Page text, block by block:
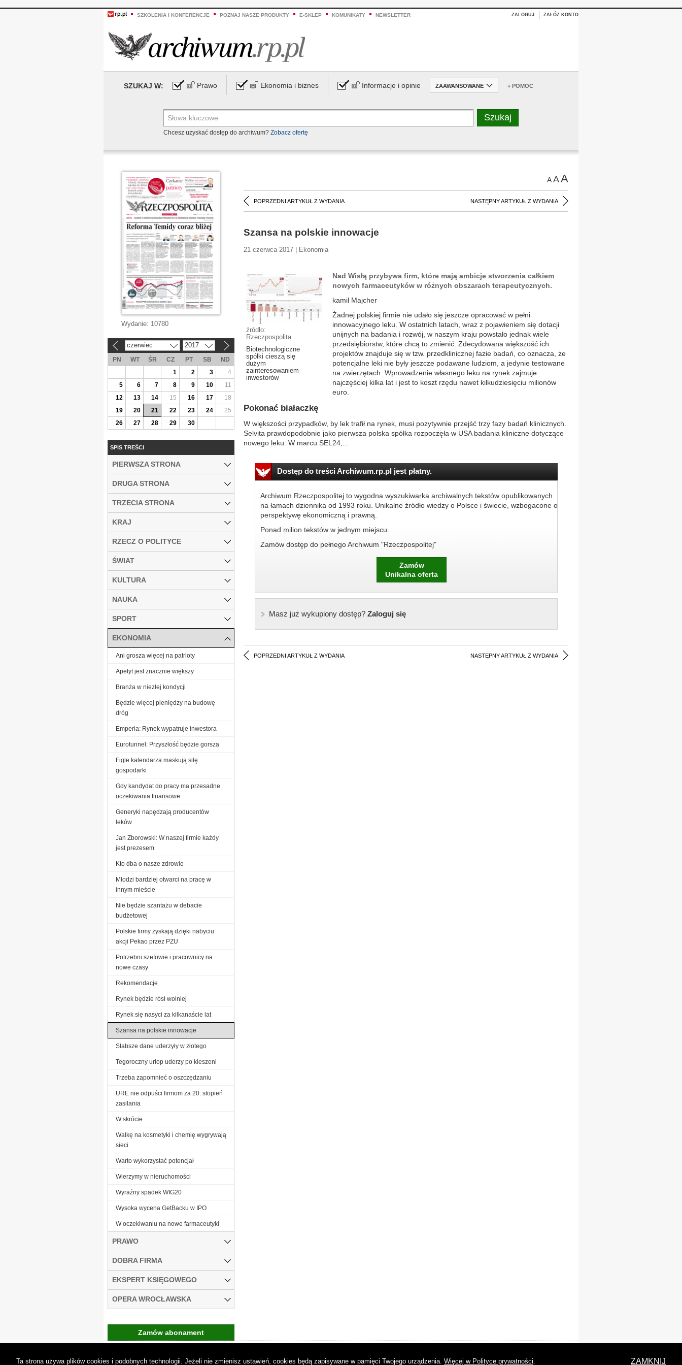
SZKOLENIA I KONFERENCJE POZNAJ NASZE PRODUKTY E-SKLEP KOMUNIKATY NEWSLETTER ZALOGUJ ZAŁÓŻ KONTO
SZUKAJ W: Prawo Ekonomia i biznes Informacje i opinie ZAAWANSOWANE + POMOC
Chcesz uzyskać dostęp do archiwum? Zobacz ofertę
AAA
POPRZEDNI ARTYKUŁ Z WYDANIA NASTĘPNY ARTYKUŁ Z WYDANIA
Szansa na polskie innowacje
21 czerwca 2017 | Ekonomia
źródło:
Rzeczpospolita
Biotechnologiczne
spółki cieszą się
dużym
zainteresowaniem
inwestorów
Nad Wisłą przybywa firm, które mają ambicje stworzenia całkiem
nowych farmaceutyków w różnych obszarach terapeutycznych.
kamil Majcher
Żadnej polskiej firmie nie udało się jeszcze opracować w pełni
innowacyjnego leku. W ostatnich latach, wraz z pojawieniem się dotacji
unijnych na badania i rozwój, w naszym kraju powstało jednak wiele
przedsiębiorstw, które chcą to zmienić. Zdecydowana większość ich
projektów znajduje się w tzw. przedklinicznej fazie badań, co oznacza, że
potencjalne leki nie były jeszcze podawane ludziom, a jedynie testowane
na zwierzętach. Wprowadzenie własnego leku na rynek zajmuje
najczęściej kilka lat i jest to koszt rzędu nawet kilkudziesięciu milionów
euro.
Pokonać białaczkę
W większości przypadków, by lek trafił na rynek, musi pozytywnie przejść trzy fazy badań klinicznych.
Selvita prawdopodobnie jako pierwsza polska spółka rozpoczęła w USA badania kliniczne dotyczące
nowego leku. W marcu SEL24,...
Dostęp do treści Archiwum.rp.pl jest płatny.
Archiwum Rzeczpospolitej to wygodna wyszukiwarka archiwalnych tekstów opublikowanych
na łamach dziennika od 1993 roku. Unikalne źródło wiedzy o Polsce i świecie, wzbogacone o
perspektywę ekonomiczną i prawną.
Ponad milion tekstów w jednym miejscu.
Zamów dostęp do pełnego Archiwum "Rzeczpospolitej"
Zamów
Unikalna oferta
Masz już wykupiony dostęp?Zaloguj się
POPRZEDNI ARTYKUŁ Z WYDANIA NASTĘPNY ARTYKUŁ Z WYDANIA
Wydanie: 10780
czerwiec 2017
PN WT ŚR CZ PT SB
ND
1
2 3
4
5
6 7 8 9 10
11
12
13 14 15 16 17
18
19
20 21 22 23 24
25
26
27 28 29 30
SPIS TREŚCI
PIERWSZA STRONA
DRUGA STRONA
TRZECIA STRONA
KRAJ
RZECZ O POLITYCE
ŚWIAT
KULTURA
NAUKA
SPORT
EKONOMIA
Ani grosza więcej na patrioty
Apetyt jest znacznie większy
Branża w niezłej kondycji
Będzie więcej pieniędzy na budowę
dróg
Emperia: Rynek wypatruje inwestora
Eurotunnel: Przyszłość będzie gorsza
Figle kalendarza maskują siłę
gospodarki
Gdy kandydat do pracy ma przesadne
oczekiwania finansowe
Generyki napędzają producentów
leków
Jan Zborowski: W naszej firmie każdy
jest prezesem
Kto dba o nasze zdrowie
Młodzi bardziej otwarci na pracę w
innym mieście
Nie będzie szantażu w debacie
budżetowej
Polskie firmy zyskają dzięki nabyciu
akcji Pekao przez PZU
Potrzebni szefowie i pracownicy na
nowe czasy
Rekomendacje
Rynek będzie rósł wolniej
Rynek się nasyci za kilkanaście lat
Szansa na polskie innowacje
Słabsze dane uderzyły w złotego
Tegoroczny urlop uderzy po kieszeni
Trzeba zapomnieć o oszczędzaniu
URE nie odpuści firmom za 20. stopień
zasilania
W skrócie
Walkę na kosmetyki i chemię wygrywają
sieci
Warto wykorzystać potencjał
Wierzymy w nieruchomości
Wyraźny spadek WIG20
Wysoka wycena GetBacku w IPO
W oczekiwaniu na nowe farmaceutyki
PRAWO
DOBRA FIRMA
EKSPERT KSIĘGOWEGO
OPERA WROCŁAWSKA
Zamów abonament
Ta strona używa plików cookies i podobnych technologii. Jeżeli nie zmienisz ustawień, cookies będą zapisywane w pamięci Twojego urządzenia. Więcej w Polityce prywatności. ZAMKNIJ